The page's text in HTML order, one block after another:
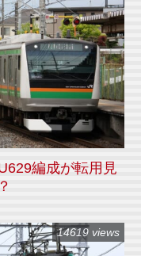
編成が転用見
14619 views